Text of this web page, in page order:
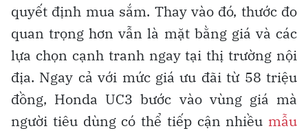
quyết định mua sắm. Thay vào đó, thước đo
quan trọng hơn vẫn là mặt bằng giá và các
lựa chọn cạnh tranh ngay tại thị trường nội
địa. Ngay cả với mức giá ưu đãi từ 58 triệu
đồng, Honda UC3 bước vào vùng giá mà
người tiêu dùng có thể tiếp cận nhiều mẫu